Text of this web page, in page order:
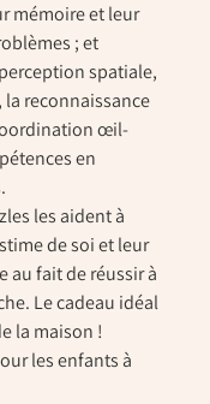
mémoire et leur
; et
spatiale,
reconnaissance
œil-
en
les aident à
de soi et leur
au fait de réussir à
Le cadeau idéal
la maison !
les enfants à